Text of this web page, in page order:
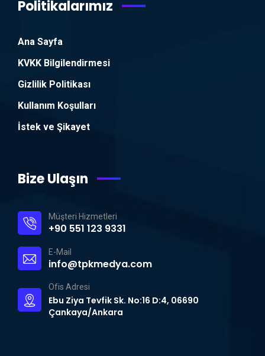
Politikalarımız
Ana Sayfa
KVKK Bilgilendirmesi
Gizlilik Politikası
Kullanım Koşulları
İstek ve Şikayet
Bize Ulaşın
Müşteri Hizmetleri
+90 551 123 9331
E-Mail
info@tpkmedya.com
Ofis Adresi
Ebu Ziya Tevfik Sk. No:16 D:4, 06690
Çankaya/Ankara